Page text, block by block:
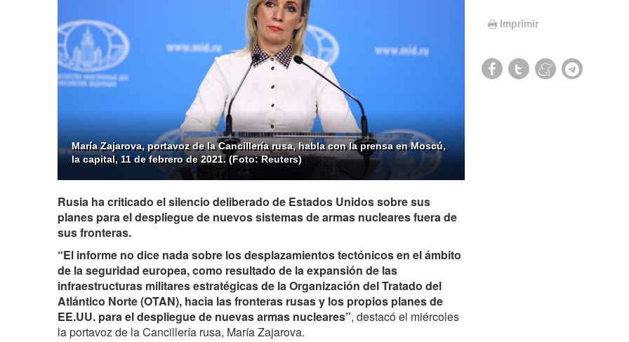
María Zajarova, portavoz de la Cancillería rusa, habla con la prensa en Moscú,
la capital, 11 de febrero de 2021. (Foto: Reuters)
Imprimir
Rusia ha criticado el silencio deliberado de Estados Unidos sobre sus
planes para el despliegue de nuevos sistemas de armas nucleares fuera de
sus fronteras.
“El informe no dice nada sobre los desplazamientos tectónicos en el ámbito
de la seguridad europea, como resultado de la expansión de las
infraestructuras militares estratégicas de la Organización del Tratado del
Atlántico Norte (OTAN), hacia las fronteras rusas y los propios planes de
EE.UU. para el despliegue de nuevas armas nucleares”, destacó el miércoles
la portavoz de la Cancillería rusa, María Zajarova.